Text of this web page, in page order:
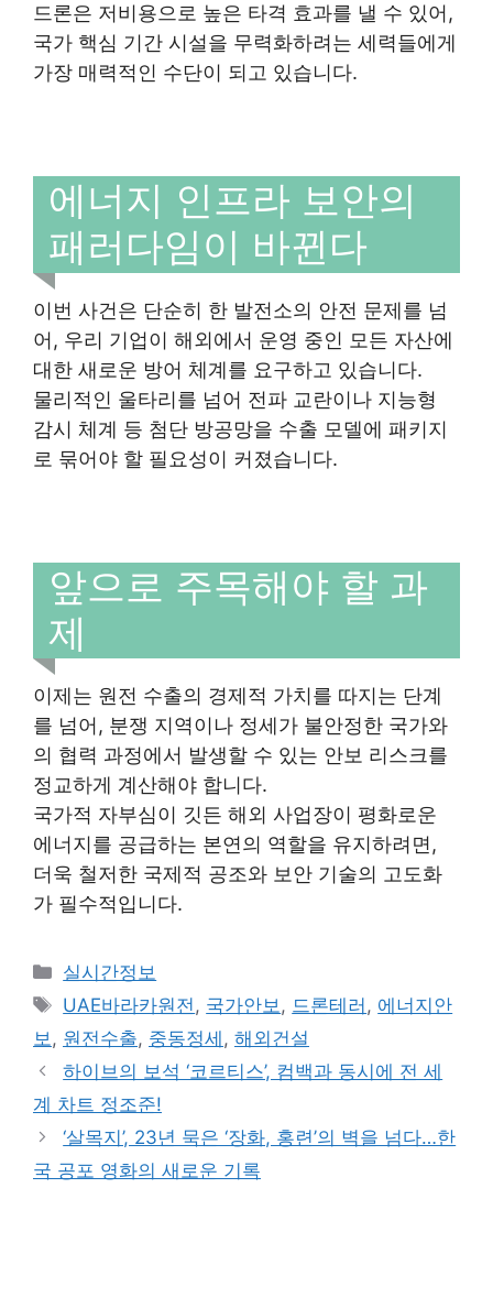
드론은 저비용으로 높은 타격 효과를 낼 수 있어,
국가 핵심 기간 시설을 무력화하려는 세력들에게
가장 매력적인 수단이 되고 있습니다.
에너지 인프라 보안의
패러다임이 바뀐다
이번 사건은 단순히 한 발전소의 안전 문제를 넘
어, 우리 기업이 해외에서 운영 중인 모든 자산에
대한 새로운 방어 체계를 요구하고 있습니다.
물리적인 울타리를 넘어 전파 교란이나 지능형
감시 체계 등 첨단 방공망을 수출 모델에 패키지
로 묶어야 할 필요성이 커졌습니다.
앞으로 주목해야 할 과
제
이제는 원전 수출의 경제적 가치를 따지는 단계
를 넘어, 분쟁 지역이나 정세가 불안정한 국가와
의 협력 과정에서 발생할 수 있는 안보 리스크를
정교하게 계산해야 합니다.
국가적 자부심이 깃든 해외 사업장이 평화로운
에너지를 공급하는 본연의 역할을 유지하려면,
더욱 철저한 국제적 공조와 보안 기술의 고도화
가 필수적입니다.
Categories
실시간정보
Tags
UAE바라카원전, 국가안보, 드론테러 , 에너지안
보, 원전수출, 중동정세 , 해외건설
하이브의 보석 ‘코르티스’, 컴백과 동시에 전 세
계 차트 정조준!
‘살목지’, 23년 묵은 ‘장화, 홍련’의 벽을 넘다…한
국 공포 영화의 새로운 기록